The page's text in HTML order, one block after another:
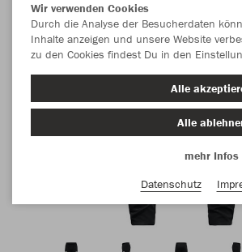
Wir verwenden Cookies
Durch die Analyse der Besucherdaten
Inhalte anzeigen und unsere Website
zu den Cookies findest Du in den
Alle
Alle
mehr Infos
Datenschutz